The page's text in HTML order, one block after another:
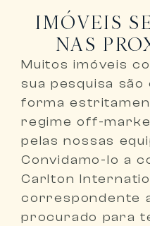
IMÓVEIS
NAS
Muitos imóveis
sua pesquisa
forma
regime off-
pelas nossas
Convidamo-lo a
Carlton
correspondente
procurado para